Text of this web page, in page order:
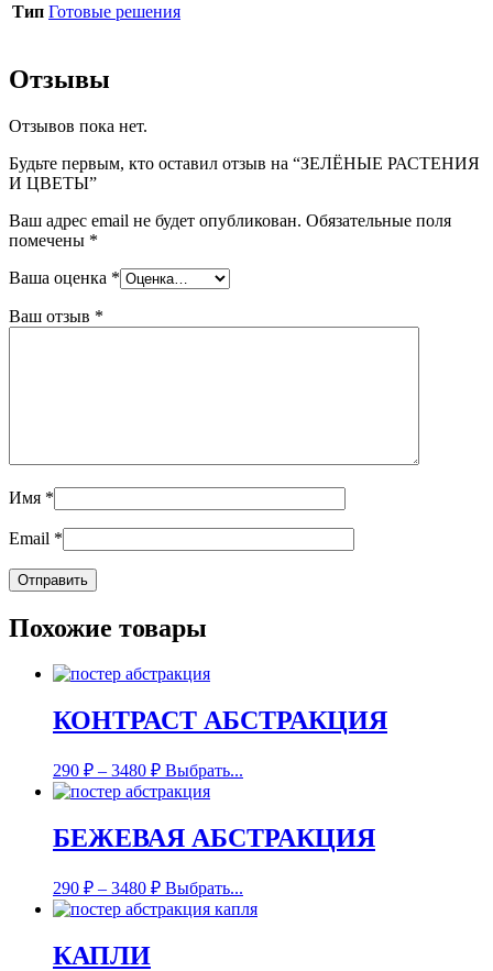
Тип Готовые решения
Отзывы
Отзывов пока нет.
Будьте первым, кто оставил отзыв на “ЗЕЛЁНЫЕ РАСТЕНИЯ
И ЦВЕТЫ”
Ваш адрес email не будет опубликован. Обязательные поля
помечены *
Ваша оценка *
Ваш отзыв *
Имя *
Email *
Похожие товары
КОНТРАСТ АБСТРАКЦИЯ
290 ₽ – 3480 ₽ Выбрать...
БЕЖЕВАЯ АБСТРАКЦИЯ
290 ₽ – 3480 ₽ Выбрать...
КАПЛИ